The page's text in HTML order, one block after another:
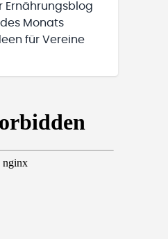
Ernährungsblog
Monats
für Vereine